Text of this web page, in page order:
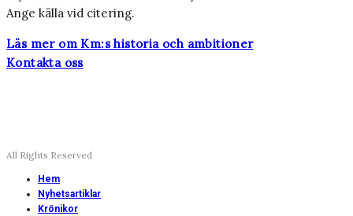
Ange källa vid citering.
Läs mer om Km:s historia och ambitioner
Kontakta oss
All Rights Reserved
Hem
Nyhetsartiklar
Krönikor